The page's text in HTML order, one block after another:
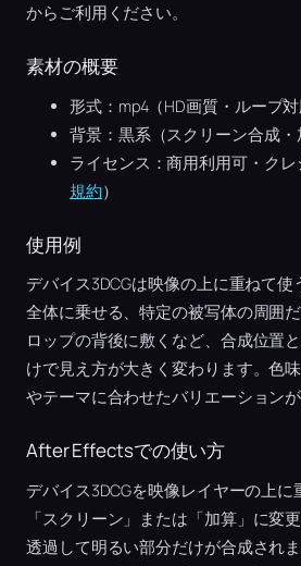
からご利用ください。
素材の概要
形式：mp4（HD画質・ループ対
背景：黒系（スクリーン合成・
ライセンス：商用利用可・ク
規約）
使用例
デバイス3DCGは映像の上に重ねて
全体に乗せる、特定の被写体の周囲
ロップの背後に敷くなど、合成位置
けで見え方が大きく変わります。色
やテーマに合わせたバリエーションが
After Effectsでの使い方
デバイス3DCGを映像レイヤーの上に
「スクリーン」または「加算」に変
透過して明るい部分だけが合成され